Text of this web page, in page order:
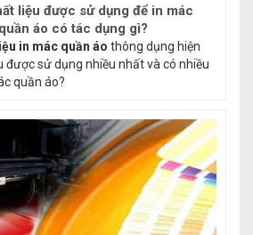
liệu được sử dụng để in mác
áo có tác dụng gì?
in mác quần áo thông dụng hiện
được sử dụng nhiều nhất và có nhiều
quần áo?